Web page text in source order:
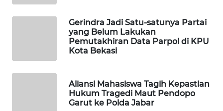
Gerindra Jadi Satu-satunya Partai
yang Belum Lakukan
Pemutakhiran Data Parpol di KPU
Kota Bekasi
Aliansi Mahasiswa Tagih Kepastian
Hukum Tragedi Maut Pendopo
Garut ke Polda Jabar
LISTRIK